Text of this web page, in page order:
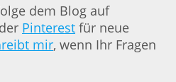
dem Blog auf
Pinterest für neue
mir, wenn Ihr Fragen